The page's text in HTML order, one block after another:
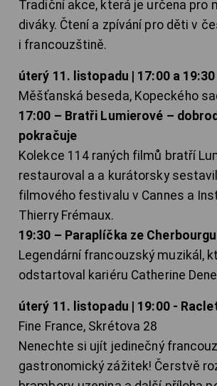
Tradiční akce, která je určena pro
diváky. Čtení a zpívání pro děti v
i francouzštině.
úterý 11. listopadu | 17:00 a
Měšťanská beseda, Kopeckého
17:00 – Bratři Lumierové –
pokračuje
Kolekce 114 raných filmů bratří
restauroval a a kurátorsky
filmového festivalu v Cannes a
Thierry Frémaux.
19:30 – Paraplíčka ze Cherbourgu
Legendární francouzský muzikál,
odstartoval kariéru Catherine
úterý 11. listopadu | 19:00 -
Fine France, Skrétova 28
Nenechte si ujít jedinečný
gastronomický zážitek! Čerstvě